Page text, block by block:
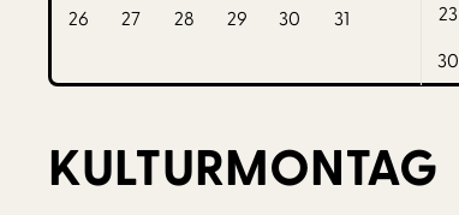
26
27 28 29 30 31
23
30
KULTURMONTAG